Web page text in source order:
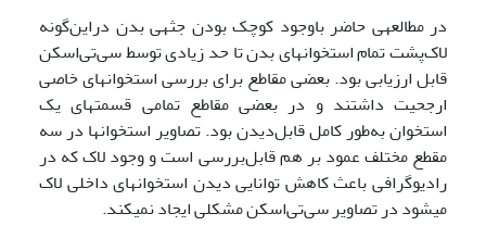
در مطالعه­ی حاضر باوجود کوچک بودن جثه­ی بدن دراین‌گونه
لاک‌پشت تمام استخوان­های بدن تا حد زیادی توسط سی‌تی‌اسکن
قابل ارزیابی بود. بعضی مقاطع برای بررسی استخوان­های خاصی
ارجحیت داشتند و در بعضی مقاطع تمامی قسمت­های یک
استخوان به‌طور کامل قابل‌دیدن بود. تصاویر استخوان­ها در سه
مقطع مختلف عمود بر هم قابل‌بررسی است و وجود لاک که در
رادیوگرافی باعث کاهش توانایی دیدن استخوان­های داخلی لاک
می­شود در تصاویر سی‌تی‌اسکن مشکلی ایجاد نمی­کند.